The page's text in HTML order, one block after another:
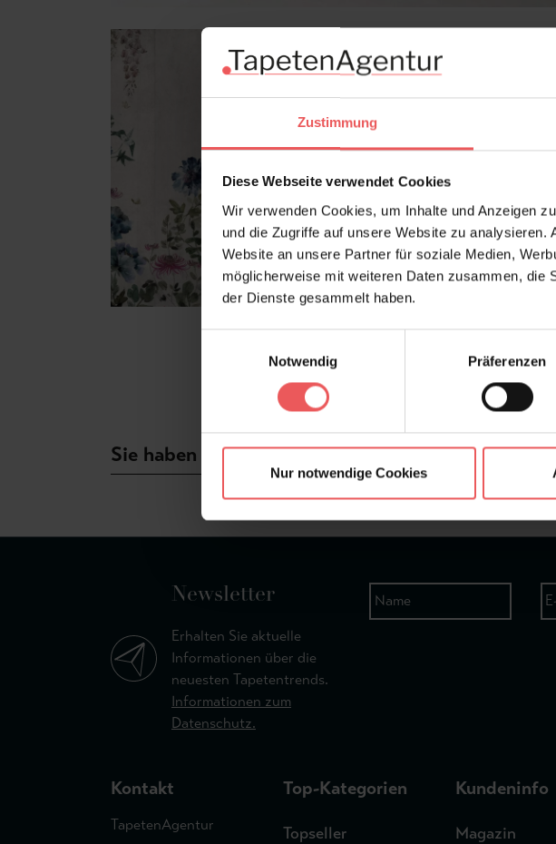
Zustimmung
Diese Webseite verwendet Cookies
Wir verwenden Cookies, um Inhalte und Anzeigen
und die Zugriffe auf unsere Website zu
Website an unsere Partner für soziale Medien,
möglicherweise mit weiteren Daten zusammen, die
der Dienste gesammelt haben.
Notwendig
Präferenzen
Nur notwendige Cookies
Sie haben Fragen zum Produkt? Frage stellen
Newsletter
Erhalten Sie aktuelle
Informationen über die
neuesten Tapetentrends.
Informationen zum
Datenschutz.
Kontakt
TapetenAgentur
Top-Kategorien
Topseller
Kundeninfo
Magazin